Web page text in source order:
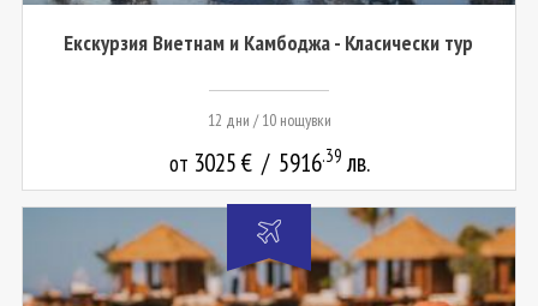
Екскурзия Виетнам и Камбоджа - Класически тур
12 дни / 10 нощувки
от 3025€ / 5916.39 лв.